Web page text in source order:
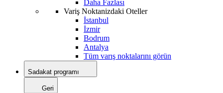
Daha Fazlası
Variş Noktanizdaki Oteller
İstanbul
İzmir
Bodrum
Antalya
Tüm varış noktalarını görün
Sadakat programı
Geri